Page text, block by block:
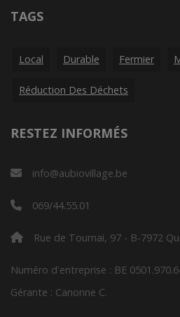
TAGS
Local Durable Fermier
Réduction Des Déchets
RESTEZ INFORMÉS
info@aubiovillage.be
069/44.55.01
Rue de Tournai, 97 - B-7972
Numéro d'entreprise : BE
Gérante : Canonne C.